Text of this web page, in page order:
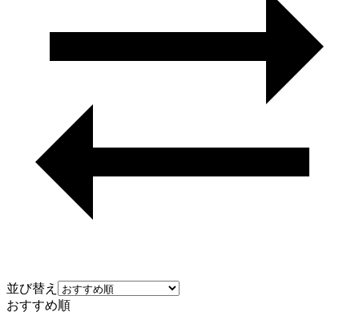
並び替え
おすすめ順